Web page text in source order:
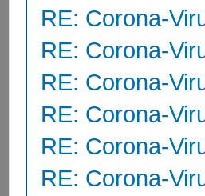
RE: Corona-
RE: Corona-
RE: Corona-
RE: Corona-
RE: Corona-
RE: Corona-